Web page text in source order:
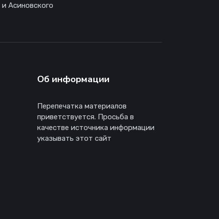
Асиновского
Об информации
Перепечатка материалов
приветствуется. Просьба в
качестве источника информации
указывать этот сайт